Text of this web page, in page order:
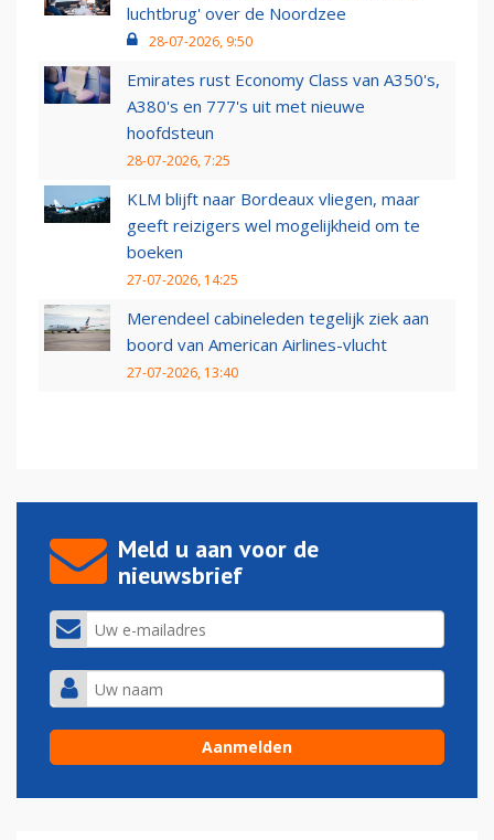
luchtbrug' over de Noordzee
28-07-2026, 9:50
Emirates rust Economy Class van A350's,
A380's en 777's uit met nieuwe
hoofdsteun
28-07-2026, 7:25
KLM blijft naar Bordeaux vliegen, maar
geeft reizigers wel mogelijkheid om te
boeken
27-07-2026, 14:25
Merendeel cabineleden tegelijk ziek aan
boord van American Airlines-vlucht
27-07-2026, 13:40
Meld u aan voor de
nieuwsbrief